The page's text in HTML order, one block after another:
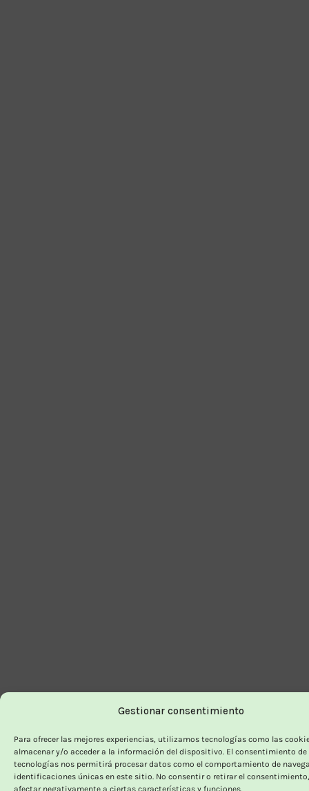
Gestionar consentimiento
Para ofrecer las mejores experiencias, utilizamos tecnologías como las
almacenar y/o acceder a la información del dispositivo. El consentimiento de
tecnologías nos permitirá procesar datos como el comportamiento de
identificaciones únicas en este sitio. No consentir o retirar el
afectar negativamente a ciertas características y funciones.